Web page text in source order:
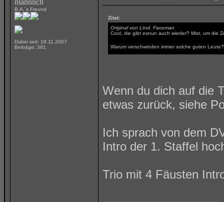
B.A.´s Freund
Dabei seit: 18.11.2007
Beiträge: 391
Zitat:
Original von Ltnd. Faceman
Cool, die gibt esnun auch wieder? Mist, um die
Warum verschwinden immer solche guten
Wenn du dich auf die
etwas zurück, siehe
Ich sprach von dem
Intro der 1. Staffel
Trio mit 4 Fäusten